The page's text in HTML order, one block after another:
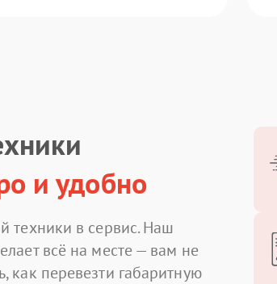
и удобно
техники в сервис. Наш
всё на месте — вам не
как перевезти габаритную